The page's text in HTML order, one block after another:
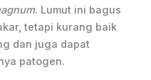
. Lumut ini bagus
tetapi kurang baik
dan juga dapat
patogen.